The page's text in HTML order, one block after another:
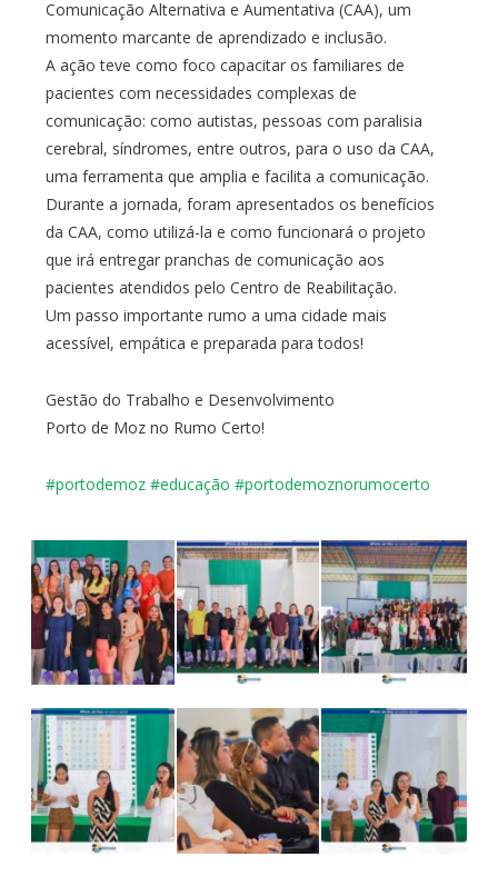
Comunicação Alternativa e Aumentativa (CAA), um
momento marcante de aprendizado e inclusão.
A ação teve como foco capacitar os familiares de
pacientes com necessidades complexas de
comunicação: como autistas, pessoas com paralisia
cerebral, síndromes, entre outros, para o uso da CAA,
uma ferramenta que amplia e facilita a comunicação.
Durante a jornada, foram apresentados os benefícios
da CAA, como utilizá-la e como funcionará o projeto
que irá entregar pranchas de comunicação aos
pacientes atendidos pelo Centro de Reabilitação.
Um passo importante rumo a uma cidade mais
acessível, empática e preparada para todos!
Gestão do Trabalho e Desenvolvimento
Porto de Moz no Rumo Certo!
#portodemoz #educação #portodemoznorumocerto